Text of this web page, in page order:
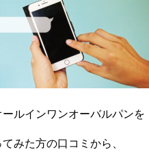
ールインワンオーバルパンを
みた方の口コミから、